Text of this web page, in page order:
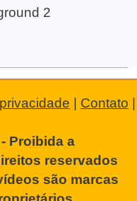
2
Contato
Proibida a
reservados
são marcas